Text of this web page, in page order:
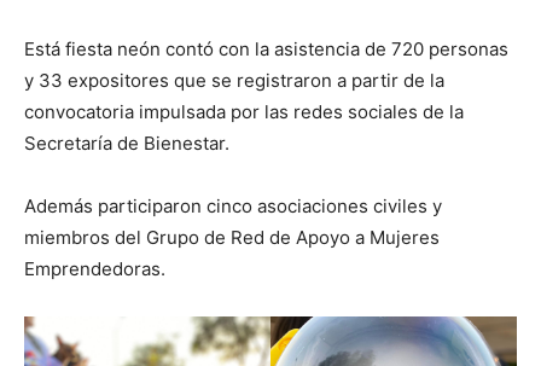
Está fiesta neón contó con la asistencia de 720 personas
y 33 expositores que se registraron a partir de la
convocatoria impulsada por las redes sociales de la
Secretaría de Bienestar.
Además participaron cinco asociaciones civiles y
miembros del Grupo de Red de Apoyo a Mujeres
Emprendedoras.